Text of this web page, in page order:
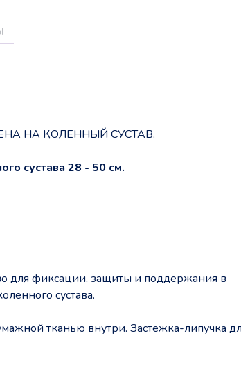
НА КОЛЕННЫЙ СУСТАВ.
сустава 28 - 50 см.
для фиксации, защиты и поддержания в
сустава.
тканью внутри. Застежка-липучка